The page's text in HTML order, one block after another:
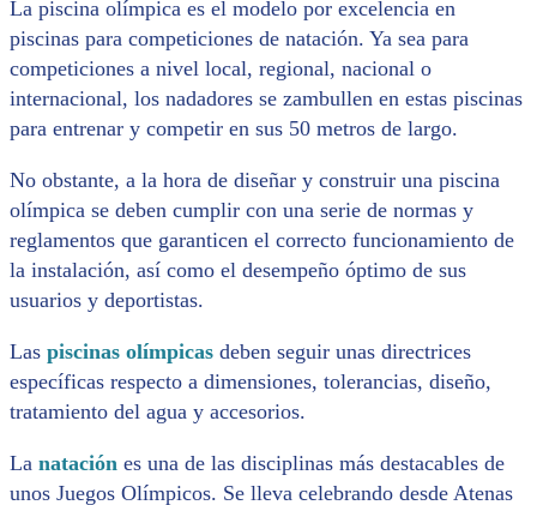
La piscina olímpica es el modelo por excelencia en
piscinas para competiciones de natación. Ya sea para
competiciones a nivel local, regional, nacional o
internacional, los nadadores se zambullen en estas piscinas
para entrenar y competir en sus 50 metros de largo.
No obstante, a la hora de diseñar y construir una piscina
olímpica se deben cumplir con una serie de normas y
reglamentos que garanticen el correcto funcionamiento de
la instalación, así como el desempeño óptimo de sus
usuarios y deportistas.
Las piscinas olímpicas deben seguir unas directrices
específicas respecto a dimensiones, tolerancias, diseño,
tratamiento del agua y accesorios.
La natación es una de las disciplinas más destacables de
unos Juegos Olímpicos. Se lleva celebrando desde Atenas